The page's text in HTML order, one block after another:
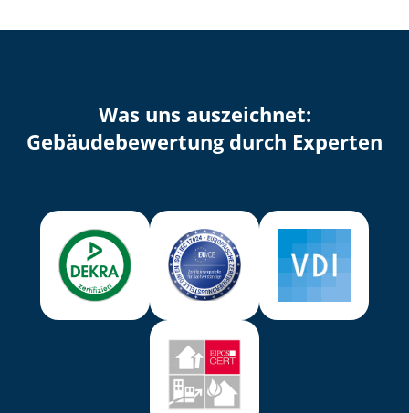
Was uns auszeichnet:
Ge­bäu­de­be­wer­tung durch Experten